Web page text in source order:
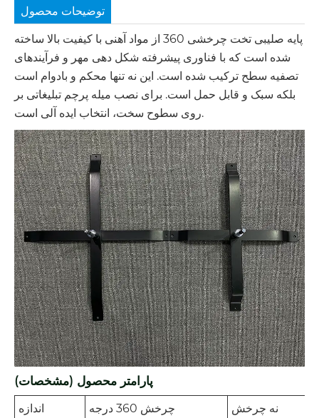
توضیحات محصول
پایه صلیبی تخت چرخشی 360 از مواد آهنی با کیفیت بالا ساخته
شده است که با فناوری پیشرفته شکل دهی مهر و فرآیندهای
تصفیه سطح ترکیب شده است. این نه تنها محکم و بادوام است
بلکه سبک و قابل حمل است. برای نصب میله پرچم تبلیغاتی بر
روی سطوح سخت، انتخاب ایده آلی است.
پارامتر محصول (مشخصات)
اندازه چرخش 360 درجه
نه چرخش